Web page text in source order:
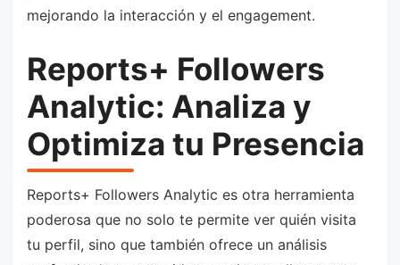
mejorando la interacción y el engagement.
Reports+ Followers
Analytic: Analiza y
Optimiza tu Presencia
Reports+ Followers Analytic es otra herramienta
poderosa que no solo te permite ver quién visita
tu perfil, sino que también ofrece un análisis